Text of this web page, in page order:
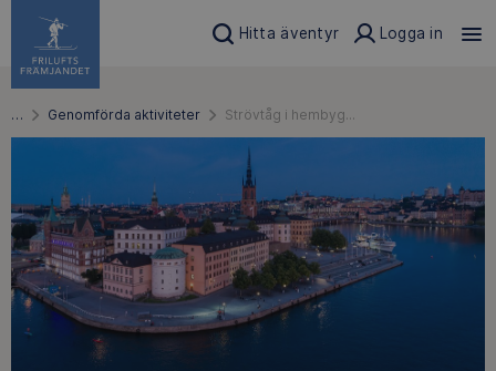
Hitta äventyr Logga in
… Genomförda aktiviteter Strövtåg i hembyg...